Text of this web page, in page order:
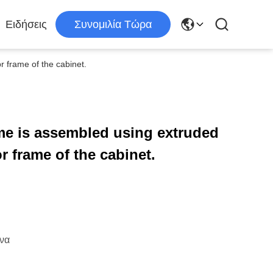
Ειδήσεις Συνομιλία Τώρα
frame of the cabinet.
is assembled using extruded
frame of the cabinet.